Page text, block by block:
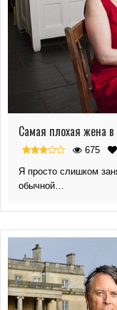
Самая плохая жена
675
Я просто слишком
обычной…